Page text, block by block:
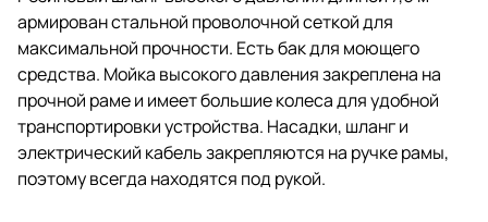
армирован стальной проволочной сеткой для
максимальной прочности. Есть бак для моющего
средства. Мойка высокого давления закреплена на
прочной раме и имеет большие колеса для удобной
транспортировки устройства. Насадки, шланг и
электрический кабель закрепляются на ручке рамы,
поэтому всегда находятся под рукой.